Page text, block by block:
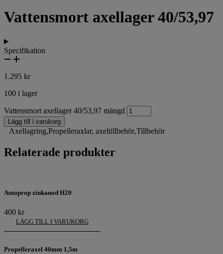
Vattensmort axellager 40/53,97
Specifikation
1.295 kr
100 i lager
Vattensmort axellager 40/53,97 mängd
Lägg till i varukorg
Axellagring,Propelleraxlar, axeltillbehör,Tillbehör
Relaterade produkter
Autoprop zinkanod H20
400 kr
LÄGG TILL I VARUKORG
Propelleraxel 40mm 1,5m